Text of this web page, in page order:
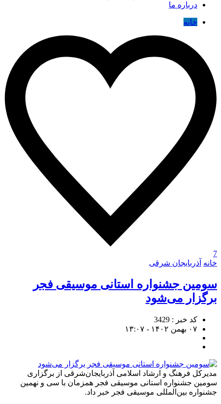
درباره ما
خانه
7
خانه آذربایجان شرقی
سومین جشنواره استانی موسیقی فجر
برگزار می‌شود
کد خبر : 3429
۰۷ بهمن ۱۴۰۲ - ۱۳:۰۷
مدیرکل فرهنگ و ارشاد اسلامی آذربایجان‌شرقی از برگزاری
سومین جشنواره استانی موسیقی فجر همزمان با سی و نهمین
جشنواره بین‌المللی موسیقی فجر خبر داد.